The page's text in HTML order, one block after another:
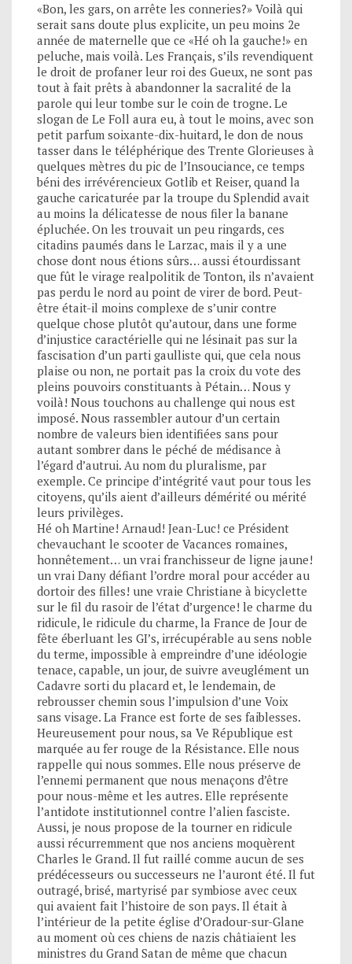
«Bon, les gars, on arrête les conneries?» Voilà qui
serait sans doute plus explicite, un peu moins 2e
année de maternelle que ce «Hé oh la gauche!» en
peluche, mais voilà. Les Français, s’ils revendiquent
le droit de profaner leur roi des Gueux, ne sont pas
tout à fait prêts à abandonner la sacralité de la
parole qui leur tombe sur le coin de trogne. Le
slogan de Le Foll aura eu, à tout le moins, avec son
petit parfum soixante-dix-huitard, le don de nous
tasser dans le téléphérique des Trente Glorieuses à
quelques mètres du pic de l’Insouciance, ce temps
béni des irrévérencieux Gotlib et Reiser, quand la
gauche caricaturée par la troupe du Splendid avait
au moins la délicatesse de nous filer la banane
épluchée. On les trouvait un peu ringards, ces
citadins paumés dans le Larzac, mais il y a une
chose dont nous étions sûrs… aussi étourdissant
que fût le virage realpolitik de Tonton, ils n’avaient
pas perdu le nord au point de virer de bord. Peut-
être était-il moins complexe de s’unir contre
quelque chose plutôt qu’autour, dans une forme
d’injustice caractérielle qui ne lésinait pas sur la
fascisation d’un parti gaulliste qui, que cela nous
plaise ou non, ne portait pas la croix du vote des
pleins pouvoirs constituants à Pétain… Nous y
voilà! Nous touchons au challenge qui nous est
imposé. Nous rassembler autour d’un certain
nombre de valeurs bien identifiées sans pour
autant sombrer dans le péché de médisance à
l’égard d’autrui. Au nom du pluralisme, par
exemple. Ce principe d’intégrité vaut pour tous les
citoyens, qu’ils aient d’ailleurs démérité ou mérité
leurs privilèges.
Hé oh Martine! Arnaud! Jean-Luc! ce Président
chevauchant le scooter de Vacances romaines,
honnêtement… un vrai franchisseur de ligne jaune!
un vrai Dany défiant l’ordre moral pour accéder au
dortoir des filles! une vraie Christiane à bicyclette
sur le fil du rasoir de l’état d’urgence! le charme du
ridicule, le ridicule du charme, la France de Jour de
fête éberluant les GI’s, irrécupérable au sens noble
du terme, impossible à empreindre d’une idéologie
tenace, capable, un jour, de suivre aveuglément un
Cadavre sorti du placard et, le lendemain, de
rebrousser chemin sous l’impulsion d’une Voix
sans visage. La France est forte de ses faiblesses.
Heureusement pour nous, sa Ve République est
marquée au fer rouge de la Résistance. Elle nous
rappelle qui nous sommes. Elle nous préserve de
l’ennemi permanent que nous menaçons d’être
pour nous-même et les autres. Elle représente
l’antidote institutionnel contre l’alien fasciste.
Aussi, je nous propose de la tourner en ridicule
aussi récurremment que nos anciens moquèrent
Charles le Grand. Il fut raillé comme aucun de ses
prédécesseurs ou successeurs ne l’auront été. Il fut
outragé, brisé, martyrisé par symbiose avec ceux
qui avaient fait l’histoire de son pays. Il était à
l’intérieur de la petite église d’Oradour-sur-Glane
au moment où ces chiens de nazis châtiaient les
ministres du Grand Satan de même que chacun